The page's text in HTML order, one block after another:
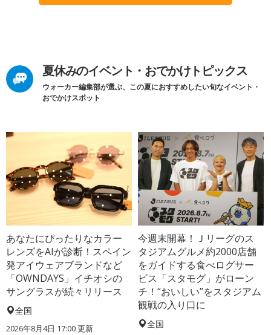
夏休みのイベント・おでかけトピックス
ウォーカー編集部が選ぶ、この夏におすすめしたい旬なイベント・
おでかけスポット
あなたにぴったりなカラー
レンズをAIが診断！スペイン
発アイウェアブランドなど
「OWNDAYS」イチオシの
サングラスが続々リリース
全国
2026年8月4日 17:00更新
今週末開幕！Ｊリーグのス
タジアムグルメ約2000店舗
をガイドする食べログサー
ビス「スタモグ」がローン
チ！“おいしい”をスタジアム
観戦の入り口に
全国